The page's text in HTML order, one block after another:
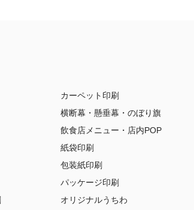
カーペット印刷
横断幕・懸垂幕・のぼり旗
飲食店メニュー・店内POP
紙袋印刷
包装紙印刷
パッケージ印刷
オリジナルうちわ